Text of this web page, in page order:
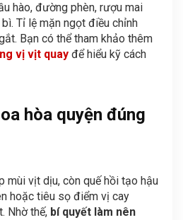
hào, đường phèn, rượu mai
Tỉ lệ mặn ngọt điều chỉnh
Bạn có thể tham khảo thêm
vị vịt quay để hiểu kỹ cách
hòa quyện đúng
mùi vịt dịu, còn quế hồi tạo hậu
hoặc tiêu sọ điểm vị cay
Nhờ thế, bí quyết làm nên